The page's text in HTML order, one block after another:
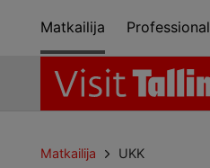
Matkailija Professional
Matkailija UKK